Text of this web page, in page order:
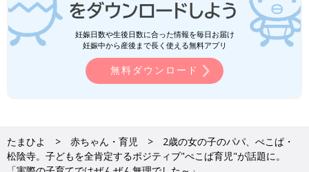
妊娠日数や生後日数に合った情報を毎日お届け
妊娠中から産後まで長く使える無料アプリ
無料ダウンロード
たまひよ 赤ちゃん・育児
2歳の女の子のパパ、ぺこぱ・
松陰寺。子どもを全肯定するポジティブ"ぺこぱ育児"が話題に。